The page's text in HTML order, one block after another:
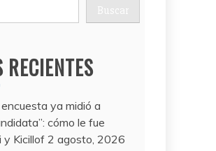
Buscar
ya midió a
cómo le fue
y Kicillof 2 agosto, 2026